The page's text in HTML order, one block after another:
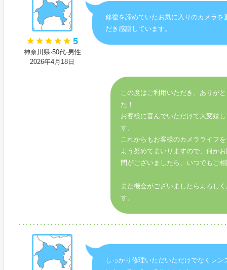
5
神奈川県·50代·男性
2026年4月18日
修復を諦めていたお気に入りのカメラを
だき感謝しています。
この度はご利用いただき、ありが
た！
お客様に喜んでいただけて大変嬉
す。
これからもお客様のカメラライフ
よう努めてまいりますので、何か
問がございましたら、いつでもご
また機会がございましたらよろし
す。
しっかり修理いただいただけでなくレン